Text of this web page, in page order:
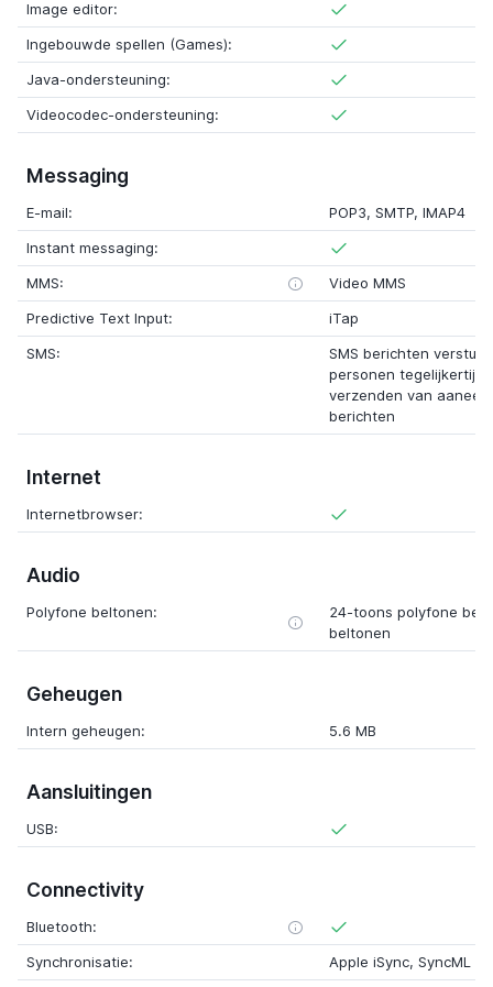
Image editor:
Ingebouwde spellen (Games):
Java-ondersteuning:
Videocodec-ondersteuning:
Messaging
E-mail:
POP3, SMTP, IMAP4
Instant messaging:
MMS:
Video MMS
Predictive Text Input:
iTap
SMS:
SMS berichten
personen tegelijkertijd,
verzenden van
berichten
Internet
Internetbrowser:
Audio
Polyfone beltonen:
24-toons polyfone
beltonen
Geheugen
Intern geheugen: 5.6 MB
Aansluitingen
USB:
Connectivity
Bluetooth:
Synchronisatie:
Apple iSync, SyncML